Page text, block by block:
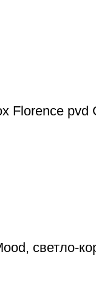
Florence pvd
светло-